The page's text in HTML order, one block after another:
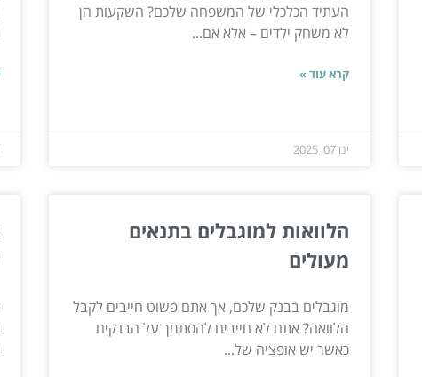
העתיד הכלכלי של המשפחה שלכם? השקעות הן
לא משחק ילדים – אלא אם...
קרא עוד »
ינו 07, 2025
הלוואות למוגבלים בתנאים
מעולים
מוגבלים בבנק שלכם, אך אתם פשוט חייבים לקבל
הלוואה? אתם לא חייבים להסתמך על הבנקים
כאשר יש אופציה של...